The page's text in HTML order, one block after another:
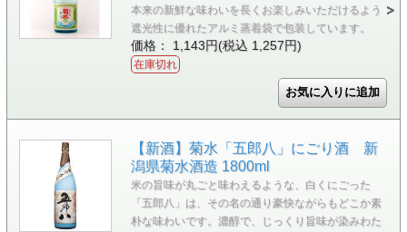
本来の新鮮な味わいを長くお楽しみいただけるよう
遮光性に優れたアルミ蒸着袋で包装しています。
価格： 1,143円(税込 1,257円)
在庫切れ
【新酒】菊水「五郎八」にごり酒 新
潟県菊水酒造 1800ml
米の旨味が丸ごと味わえるような、白くにごった
「五郎八」は、その名の通り豪快ながらもどこか素
朴な味わいです。濃醇で、じっくり旨味が染みわた